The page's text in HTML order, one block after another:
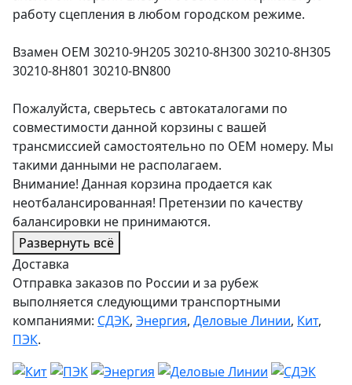
работу сцепления в любом городском режиме.
Взамен OEM 30210-9H205 30210-8H300 30210-8H305
30210-8H801 30210-BN800
Пожалуйста, сверьтесь с автокаталогами по
совместимости данной корзины с вашей
трансмиссией самостоятельно по ОЕМ номеру. Мы
такими данными не располагаем.
Внимание! Данная корзина продается как
неотбалансированная! Претензии по качеству
балансировки не принимаются.
Развернуть всё
Доставка
Отправка заказов по России и за рубеж
выполняется следующими транспортными
компаниями: СДЭК, Энергия, Деловые Линии, Кит,
ПЭК.